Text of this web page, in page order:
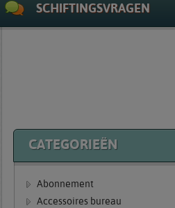
SCHIFTINGSVRAGEN
CATEGORIEËN
Abonnement
Accessoires bureau